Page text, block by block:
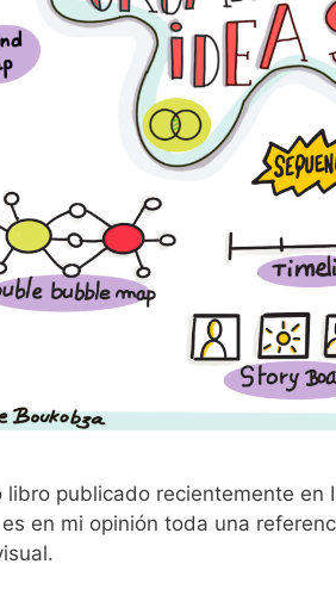
publicado recientemente en
en mi opinión toda una